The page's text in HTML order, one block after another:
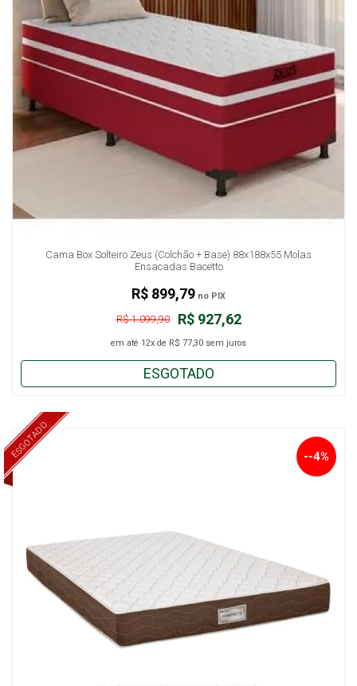
Cama Box Solteiro Zeus (Colchão + Base) 88x188x55 Molas
Ensacadas Bacetto
R$ 927,62
R$ 1.099,90
em até 12x de R$ 77,30 sem juros
R$ 899,79 no PIX
ESGOTADO
ESGOTADO --4%